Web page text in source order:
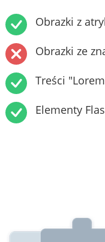
Obrazki z
Obrazki ze
Treści
Elementy